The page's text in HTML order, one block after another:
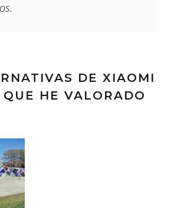
DE XIAOMI
HE VALORADO